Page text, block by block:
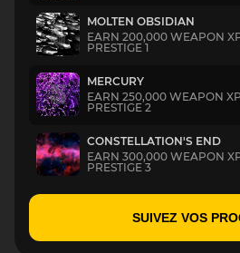
MOLTEN OBSIDIAN
EARN 200,000 WEAPON
PRESTIGE 1
MERCURY
EARN 250,000 WEAPON
PRESTIGE 2
CONSTELLATION'S END
EARN 300,000 WEAPON
PRESTIGE 3
SUIVEZ VOS